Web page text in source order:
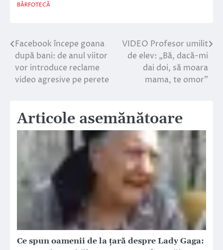
BÂRFOTECĂ
Navigare
în
articole
Facebook începe goana
după bani: de anul viitor
vor introduce reclame
video agresive pe perete
VIDEO Profesor umilit
de elev: „Bă, dacă-mi
dai doi, să moara
mama, te omor”
Articole asemănătoare
Ce spun oamenii de la ţară despre Lady Gaga: